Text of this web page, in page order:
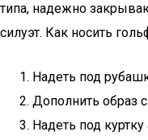
типа, надежно
силуэт. Как носить
Надеть под
Дополнить образ с
Надеть под